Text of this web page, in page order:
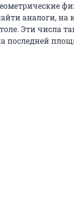
аналоги, на
Эти числа
последней